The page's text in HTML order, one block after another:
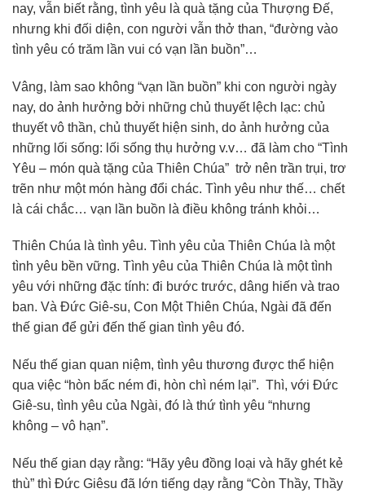
nay, vẫn biết rằng, tình yêu là quà tặng của Thượng Đế,
nhưng khi đối diện, con người vẫn thở than, “đường vào
tình yêu có trăm lần vui có vạn lần buồn”…
Vâng, làm sao không “vạn lần buồn” khi con người ngày
nay, do ảnh hưởng bởi những chủ thuyết lệch lạc: chủ
thuyết vô thần, chủ thuyết hiện sinh, do ảnh hưởng của
những lối sống: lối sống thụ hưởng v.v… đã làm cho “Tình
Yêu – món quà tặng của Thiên Chúa” trở nên trần trụi, trơ
trẽn như một món hàng đổi chác. Tình yêu như thế… chết
là cái chắc… vạn lần buồn là điều không tránh khỏi…
Thiên Chúa là tình yêu. Tình yêu của Thiên Chúa là một
tình yêu bền vững. Tình yêu của Thiên Chúa là một tình
yêu với những đặc tính: đi bước trước, dâng hiến và trao
ban. Và Đức Giê-su, Con Một Thiên Chúa, Ngài đã đến
thế gian để gửi đến thế gian tình yêu đó.
Nếu thế gian quan niệm, tình yêu thương được thể hiện
qua việc “hòn bấc ném đi, hòn chì ném lại”. Thì, với Đức
Giê-su, tình yêu của Ngài, đó là thứ tình yêu “nhưng
không – vô hạn”.
Nếu thế gian dạy rằng: “Hãy yêu đồng loại và hãy ghét kẻ
thù” thì Đức Giêsu đã lớn tiếng dạy rằng “Còn Thầy, Thầy